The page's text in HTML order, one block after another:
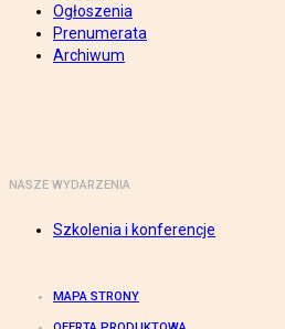
Ogłoszenia
Prenumerata
Archiwum
NASZE WYDARZENIA
Szkolenia i konferencje
MAPA STRONY